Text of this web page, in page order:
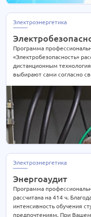
Экономика
Экспертиза и оценка
Эксплуатация
Электроэнергетика
Юриспруденция
Электроэнергетика
Программа
«Электробезопасность»
дистанционным
выбирают сами согласно
2 РАЗА! Подробности
нам заявку для
Электроэнергетика
Энергоаудит
Программа
рассчитана на 414 ч.
интенсивность обучения
предпочтениям. При